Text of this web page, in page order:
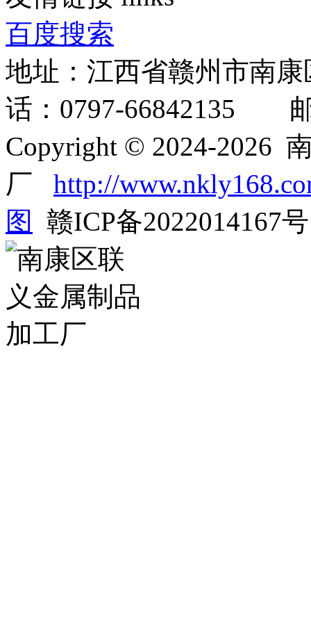
百度搜索
地址：江西省赣州市南
话：0797-66842135 邮
Copyright © 2024-2026
厂 http://
图
赣ICP备2022014167号